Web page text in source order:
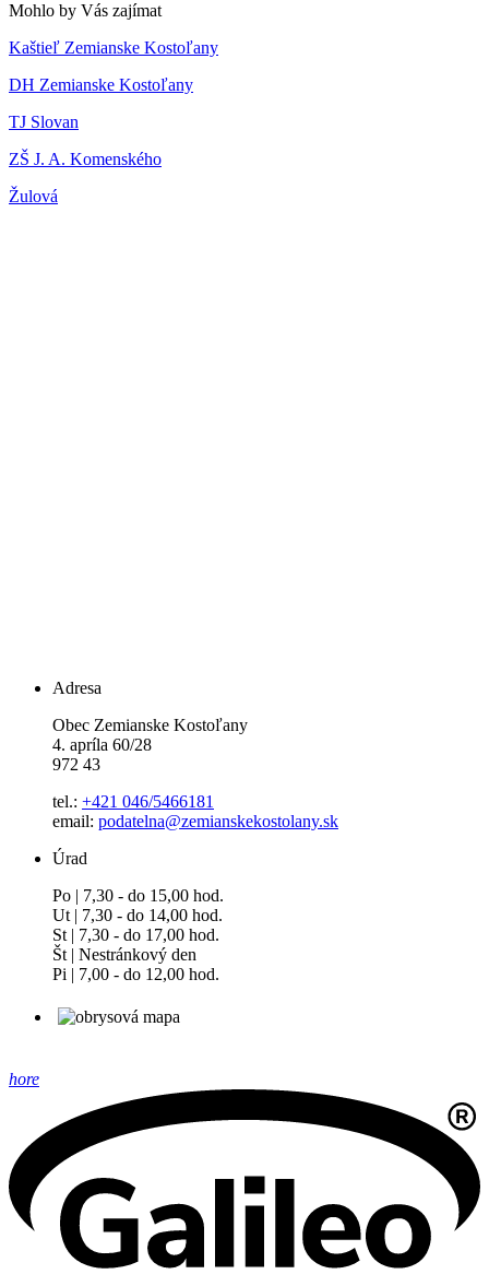
Mohlo by Vás zajímat
Kaštieľ Zemianske Kostoľany
DH Zemianske Kostoľany
TJ Slovan
ZŠ J. A. Komenského
Žulová
Adresa
Obec Zemianske Kostoľany
4. apríla 60/28
972 43
tel.: +421 046/5466181
email: podatelna@zemianskekostolany.sk
Úrad
Po | 7,30 - do 15,00 hod.
Ut | 7,30 - do 14,00 hod.
St | 7,30 - do 17,00 hod.
Št | Nestránkový den
Pi | 7,00 - do 12,00 hod.
hore